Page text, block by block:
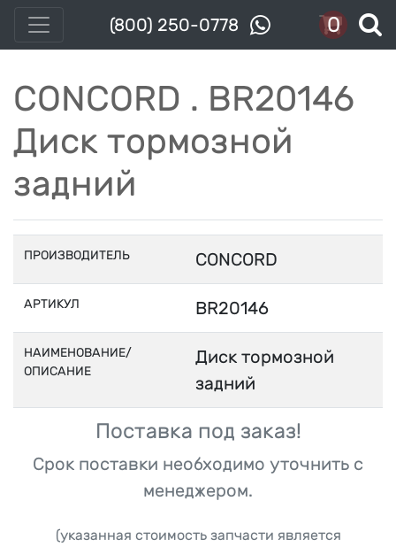
(800) 250-0778 0
CONCORD . BR20146
Диск тормозной
задний
ПРОИЗВОДИТЕЛЬ CONCORD
АРТИКУЛ BR20146
НАИМЕНОВАНИЕ/
ОПИСАНИЕ
Диск тормозной
задний
Поставка под заказ!
Срок поставки необходимо уточнить с
менеджером.
(указанная стоимость запчасти является